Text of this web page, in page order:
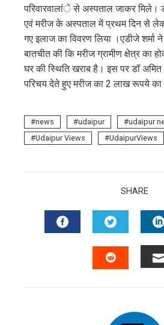
परिवारवालांे से अस्पताल जाकर मिले।
एवं मरीज के अस्पताल में प्रथम दिन से
गए इलाज का विवरण लिया ।एडीजे शर्मा
बातचीत की कि मरीज ग्रामीण क्षेत्र का
घर की स्थिति खराब है। इस पर डॉ अमित
परिचय देते हुए मरीज का 2 लाख रूपये का
news udaipur
udaipur
Udaipur Views
UdaipurViews
SHARE
FACEBOOKTWITTER